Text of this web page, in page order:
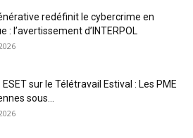
redéfinit le cybercrime en
: l’avertissement d’INTERPOL
sur le Télétravail Estival : Les PME
sous...